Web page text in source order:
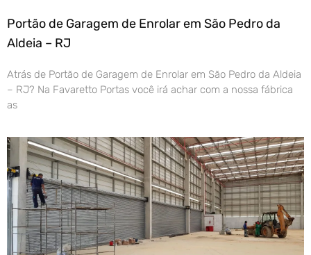
Portão de Garagem de Enrolar em São Pedro da
Aldeia – RJ
Atrás de Portão de Garagem de Enrolar em São Pedro da Aldeia
– RJ? Na Favaretto Portas você irá achar com a nossa fábrica
as